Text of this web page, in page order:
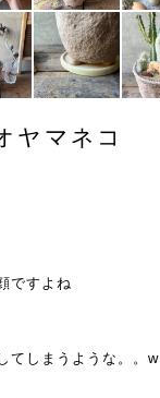
ヤマネコ
ですよね
てしまうような。。w